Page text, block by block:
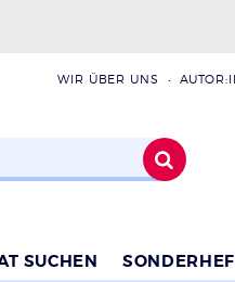
WIR ÜBER UNS
SUCHEN